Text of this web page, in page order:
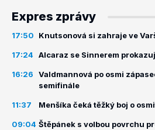
Expres zprávy
17:50 Knutsonová si zahraje ve
17:24 Alcaraz se Sinnerem
16:26
Valdmannová po osmi
semifinále
11:37 Menšíka čeká těžký boj o
09:04 Štěpánek s volbou povrchu